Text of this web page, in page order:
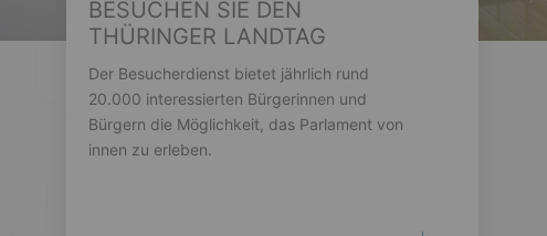
BESUCHEN SIE DEN
THÜRINGER LANDTAG
Der Besucherdienst bietet jährlich rund
20.000 interessierten Bürgerinnen und
Bürgern die Möglichkeit, das Parlament von
innen zu erleben.